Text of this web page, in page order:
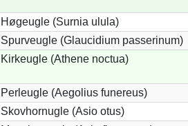
Høgeugle (Surnia ulula)
Spurveugle (Glaucidium passerinum)
Kirkeugle (Athene noctua)
Perleugle (Aegolius funereus)
Skovhornugle (Asio otus)